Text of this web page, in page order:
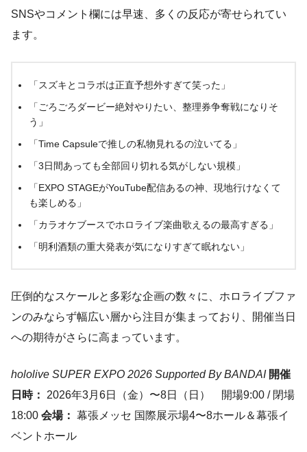
SNSやコメント欄には早速、多くの反応が寄せられてい
ます。
「スズキとコラボは正直予想外すぎて笑った」
「ごろごろダービー絶対やりたい、整理券争奪戦になりそ
う」
「Time Capsuleで推しの私物見れるの泣いてる」
「3日間あっても全部回り切れる気がしない規模」
「EXPO STAGEがYouTube配信あるの神、現地行けなくて
も楽しめる」
「カラオケブースでホロライブ楽曲歌えるの最高すぎる」
「明利酒類の重大発表が気になりすぎて眠れない」
圧倒的なスケールと多彩な企画の数々に、ホロライブファ
ンのみならず幅広い層から注目が集まっており、開催当日
への期待がさらに高まっています。
hololive SUPER EXPO 2026 Supported By BANDAI 開催
日時：
2026年3月6日（金）〜8日（日） 開場9:00 / 閉場
18:00 会場： 幕張メッセ 国際展示場4〜8ホール＆幕張イ
ベントホール